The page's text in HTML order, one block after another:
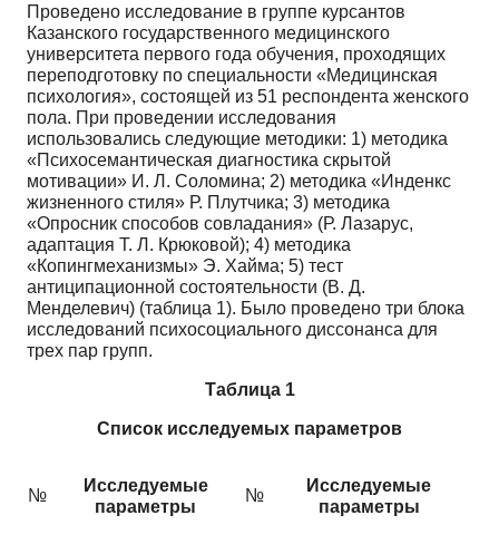
Проведено исследование в группе курсантов
Казанского государственного медицинского
университета первого года обучения, проходящих
переподготовку по специальности «Медицинская
психология», состоящей из 51 респондента женского
пола. При проведении исследования
использовались следующие методики: 1) методика
«Психосемантическая диагностика скрытой
мотивации» И. Л. Соломина; 2) методика «Инденкс
жизненного стиля» Р. Плутчика; 3) методика
«Опросник способов совладания» (Р. Лазарус,
адаптация Т. Л. Крюковой); 4) методика
«Копингмеханизмы» Э. Хайма; 5) тест
антиципационной состоятельности (В. Д.
Менделевич) (таблица 1). Было проведено три блока
исследований психосоциального диссонанса для
трех пар групп.
Таблица 1
Список исследуемых параметров
№
Исследуемые
параметры
№
Исследуемые
параметры